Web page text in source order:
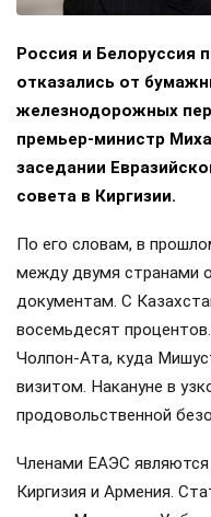
Россия и Белоруссия
отказались от
железнодорожных
премьер-министр
заседании
совета в Киргизии.
По его словам, в
между двумя странами
документам. С
восемьдесят
Чолпон-Ата, куда
визитом. Накануне в
продовольственной
Членами ЕАЭС являются
Киргизия и Армения.